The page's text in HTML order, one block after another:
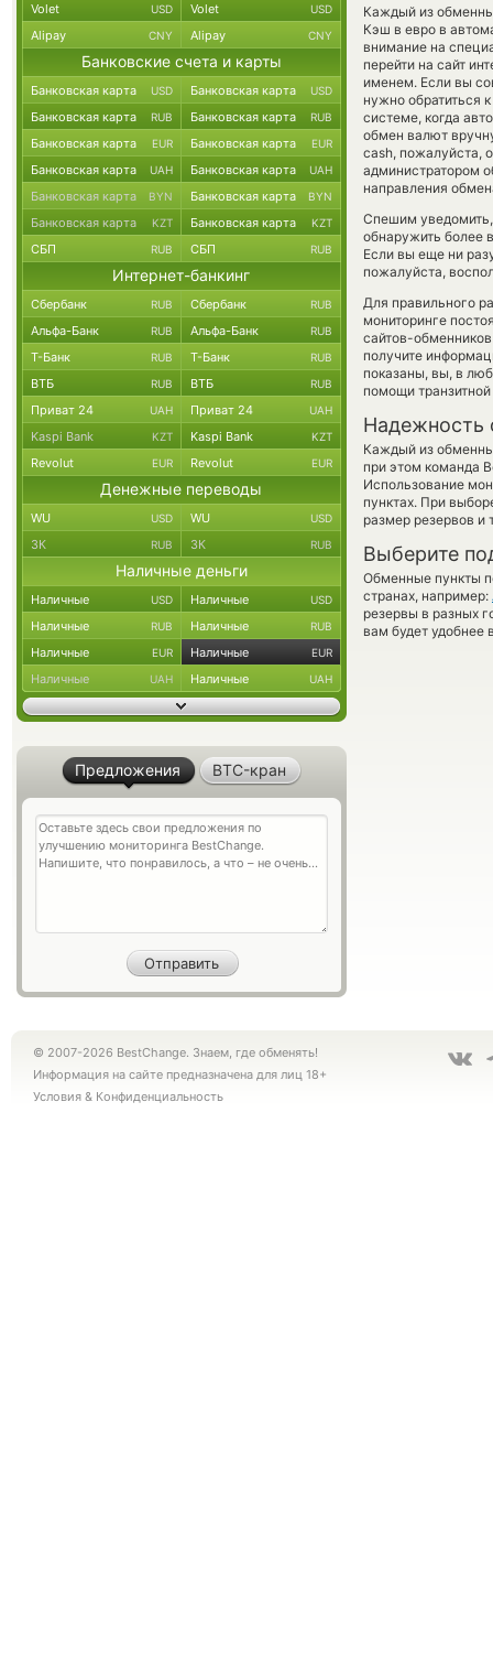
Каждый из
Кэш в евро в
внимание на
перейти на сайт
именем. Если вы
нужно обратиться
системе, когда
обмен валют
cash, пожалуйста,
администратором
направления
Спешим
обнаружить более
Если вы еще ни
пожалуйста,
Для правильного
мониторинге
сайтов-
получите
показаны, вы, в
помощи
Надежность
Каждый из
при этом команда
Использование
пунктах. При
размер резервов и
Выберите
Обменные пункты
странах, например:
резервы в разных
вам будет удобнее
Volet USD Volet USD
Alipay CNY Alipay CNY
Банковские счета и карты
Банковская карта USD Банковская карта USD
Банковская карта RUB Банковская карта RUB
Банковская карта EUR Банковская карта EUR
Банковская карта UAH Банковская карта UAH
Банковская карта BYN Банковская карта BYN
Банковская карта KZT Банковская карта KZT
СБП RUB СБП RUB
Интернет-банкинг
Сбербанк RUB Сбербанк RUB
Альфа-Банк RUB Альфа-Банк RUB
Т-Банк RUB Т-Банк RUB
ВТБ RUB ВТБ RUB
Приват 24 UAH Приват 24 UAH
Kaspi Bank KZT Kaspi Bank KZT
Revolut EUR Revolut EUR
Денежные переводы
WU USD WU USD
ЗК RUB ЗК RUB
Наличные деньги
Наличные USD Наличные USD
Наличные RUB Наличные RUB
Наличные EUR Наличные EUR
Наличные UAH Наличные UAH
Предложения BTC-кран
© 2007-2026 BestChange. Знаем, где обменять!
Информация на сайте предназначена для лиц 18+
Условия & Конфиденциальность